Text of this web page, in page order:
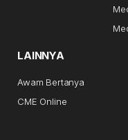
LAINNYA
Awam Bertanya
CME Online